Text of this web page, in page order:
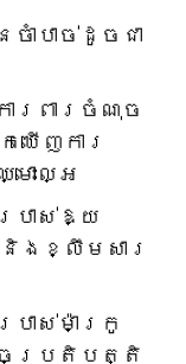
ាំបាច់ដូចជា
រពារចំណុច
ើញការ
ោះល្អ
រាស់ឱ្យ
ងខ្លឹមសារ
ាស់ម៉ាក្រូ
ចប្រតិបត្តិ